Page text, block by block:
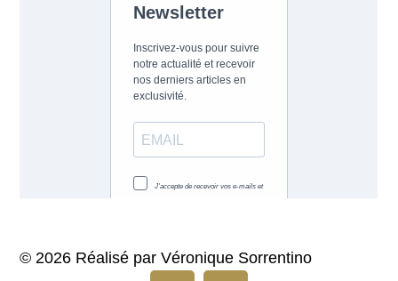
© 2026 Réalisé par Véronique Sorrentino